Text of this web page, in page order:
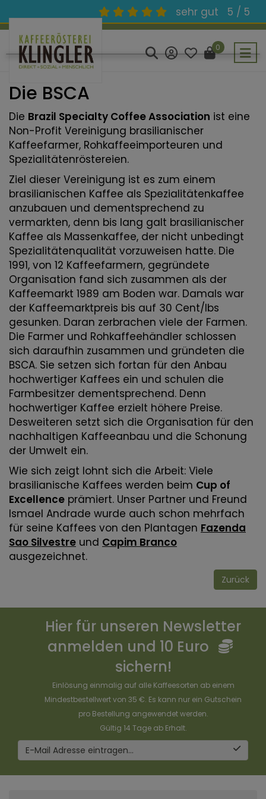
sehr gut 5 / 5
0
Die BSCA
Die Brazil Specialty Coffee Association ist eine
Non-Profit Vereinigung brasilianischer
Kaffeefarmer, Rohkaffeeimporteuren und
Spezialitätenröstereien.
Ziel dieser Vereinigung ist es zum einem
brasilianischen Kaffee als Spezialitätenkaffee
anzubauen und dementsprechend zu
vermarkten, denn bis lang galt brasilianischer
Kaffee als Massenkaffee, der nicht unbedingt
Spezialitätenqualität vorzuweisen hatte. Die
1991, von 12 Kaffeefarmern, gegründete
Organisation fand sich zusammen als der
Kaffeemarkt 1989 am Boden war. Damals war
der Kaffeemarktpreis bis auf 30 Cent/lbs
gesunken. Daran zerbrachen viele der Farmen.
Die Farmer und Rohkaffeehändler schlossen
sich daraufhin zusammen und gründeten die
BSCA. Sie setzen sich fortan für den Anbau
hochwertiger Kaffees ein und schulen die
Farmbesitzer dementsprechend. Denn
hochwertiger Kaffee erzielt höhere Preise.
Desweiteren setzt sich die Organisation für den
nachhaltigen Kaffeeanbau und die Schonung
der Umwelt ein.
Wie sich zeigt lohnt sich die Arbeit: Viele
brasilianische Kaffees werden beim Cup of
Excellence prämiert. Unser Partner und Freund
Ismael Andrade wurde auch schon mehrfach
für seine Kaffees von den Plantagen Fazenda
Sao Silvestre und Capim Branco
ausgezeichnet.
Zurück
Hier für unseren Newsletter
anmelden und 10 Euro
sichern!
Einlösung einmalig auf alle Kaffeesorten ab einem
Mindestbestellwert von 35 €. Es kann nur ein Gutschein
pro Bestellung angewendet werden.
Gültig 14 Tage ab Erhalt.
E-Mail Adresse eintragen...